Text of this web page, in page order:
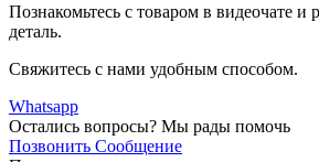
Познакомьтесь с товаром в видеочате и
деталь.
Свяжитесь с нами удобным способом.
Whatsapp
Остались вопросы? Мы рады помочь
Позвонить Сообщение